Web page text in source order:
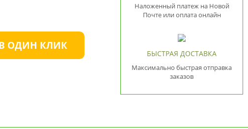
ОДИН КЛИК
Наложенный платеж на Новой
Почте или оплата онлайн
БЫСТРАЯ ДОСТАВКА
Максимально быстрая отправка
заказов